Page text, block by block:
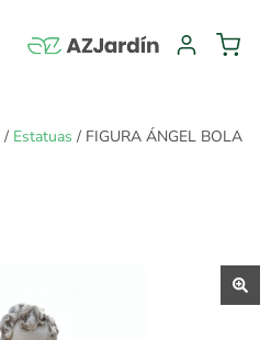
/ Estatuas / FIGURA ÁNGEL BOLA